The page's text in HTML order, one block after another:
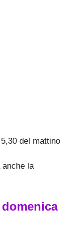
del mattino
anche la